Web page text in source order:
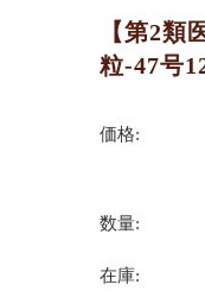
【第2類
粒-47号
価格:
数量:
在庫: